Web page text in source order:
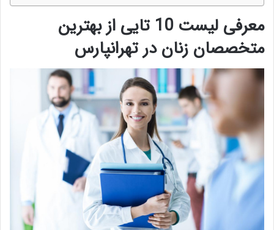
معرفی لیست 10 تایی از بهترین
متخصصان زنان در تهرانپارس